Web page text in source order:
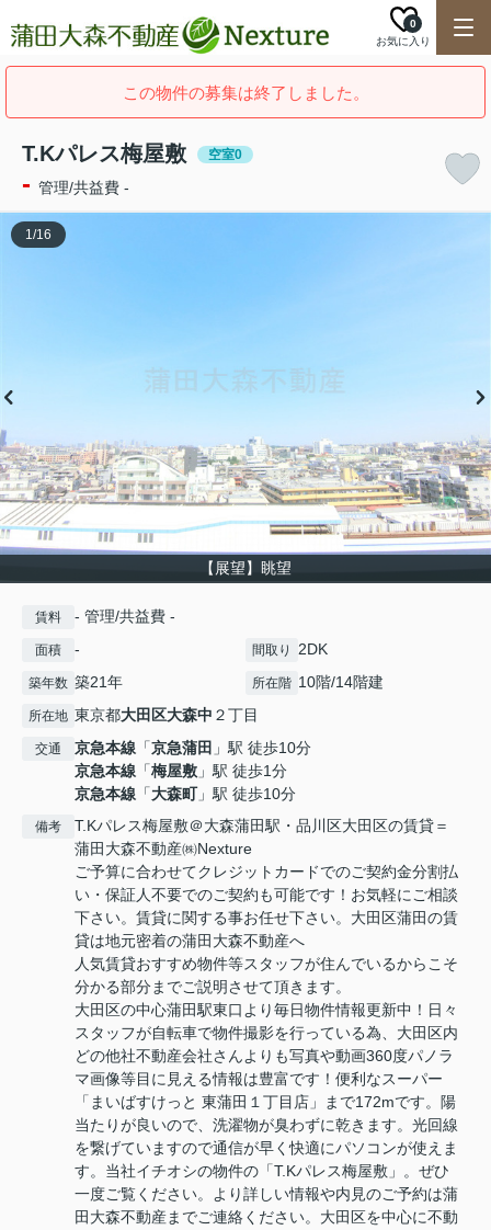
お気に入り
0
この物件の募集は終了しました。
T.Kパレス梅屋敷 空室0
- 管理/共益費 -
【展望】眺望
1/16
賃料 - 管理/共益費 -
面積 - 間取り 2DK
築年数 築21年 所在階 10階/14階建
所在地 東京都大田区大森中 ２丁目
交通 京急本線 「京急蒲田 」駅 徒歩10分
京急本線 「梅屋敷 」駅 徒歩1分
京急本線 「大森町」駅 徒歩10分
備考
T.Kパレス梅屋敷＠大森蒲田駅・品川区大田区の賃貸＝
蒲田大森不動産㈱Nexture
ご予算に合わせてクレジットカードでのご契約金分割払
い・保証人不要でのご契約も可能です！お気軽にご相談
下さい。賃貸に関する事お任せ下さい。大田区蒲田の賃
貸は地元密着の蒲田大森不動産へ
人気賃貸おすすめ物件等スタッフが住んでいるからこそ
分かる部分までご説明させて頂きます。
大田区の中心蒲田駅東口より毎日物件情報更新中！日々
スタッフが自転車で物件撮影を行っている為、大田区内
どの他社不動産会社さんよりも写真や動画360度パノラ
マ画像等目に見える情報は豊富です！便利なスーパー
「まいばすけっと 東蒲田１丁目店」まで172mです。陽
当たりが良いので、洗濯物が臭わずに乾きます。光回線
を繋げていますので通信が早く快適にパソコンが使えま
す。当社イチオシの物件の「T.Kパレス梅屋敷」。ぜひ
一度ご覧ください。より詳しい情報や内見のご予約は蒲
田大森不動産までご連絡ください。大田区を中心に不動